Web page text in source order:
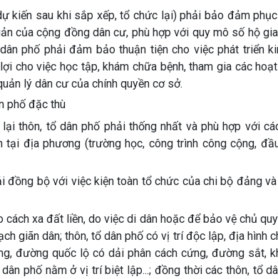
kiến sau khi sắp xếp, tổ chức lại) phải bảo đảm
của cộng đồng dân cư, phù hợp với quy mô số hộ
phố phải đảm bảo thuận tiện cho việc phát triển
cho việc học tập, khám chữa bệnh, tham gia các
lý dân cư của chính quyền cơ sở.
phố đặc thù
thôn, tổ dân phố phải thống nhất và phù hợp với
tại địa phương (trường học, công trình công cộng,
đồng bộ với việc kiện toàn tổ chức của chi bộ đảng
xa đất liền, do việc di dân hoặc để bảo vệ chủ
giãn dân; thôn, tổ dân phố có vị trí độc lập, địa hình
đường quốc lộ có dải phân cách cứng, đường sắt,
phố nằm ở vị trí biệt lập...; đồng thời các thôn, tổ